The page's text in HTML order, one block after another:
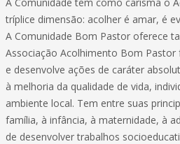
tríplice dimensão: acolher é amar, é
A Comunidade Bom Pastor oferece
Associação Acolhimento Bom Pastor
e desenvolve ações de caráter
à melhoria da qualidade de vida,
ambiente local. Tem entre suas
família, à infância, à maternidade, à
de desenvolver trabalhos